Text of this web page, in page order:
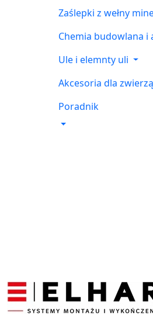
Zaślepki z wełny
Chemia budowlana i
Ule i elemnty uli
Akcesoria dla
Poradnik